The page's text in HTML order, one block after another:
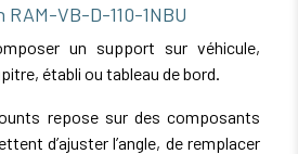
VB-D-110-1NBU
un support sur véhicule,
établi ou tableau de bord.
repose sur des composants
d’ajuster l’angle, de remplacer